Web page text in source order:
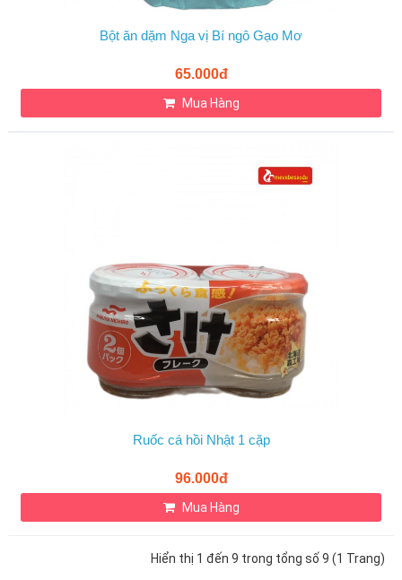
Bột ăn dặm Nga vị Bí ngô Gạo Mơ
65.000đ
Mua Hàng
Ruốc cá hồi Nhật 1 cặp
96.000đ
Mua Hàng
Hiển thị 1 đến 9 trong tổng số 9 (1 Trang)